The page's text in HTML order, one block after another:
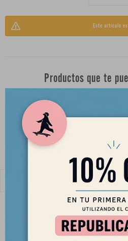
Este artículo
Productos que te
Estabilizadores Freelife HEX
3 5/8" Futures System